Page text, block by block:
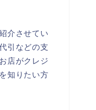
介させてい
引などの支
店がクレジ
知りたい方